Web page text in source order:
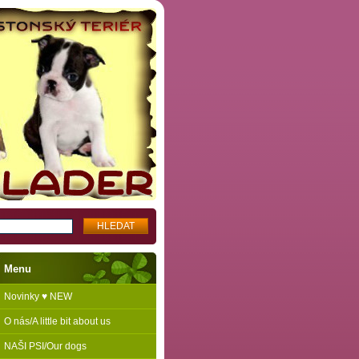
Menu
Novinky ♥ NEW
O nás/A little bit about us
NAŠI PSI/Our dogs